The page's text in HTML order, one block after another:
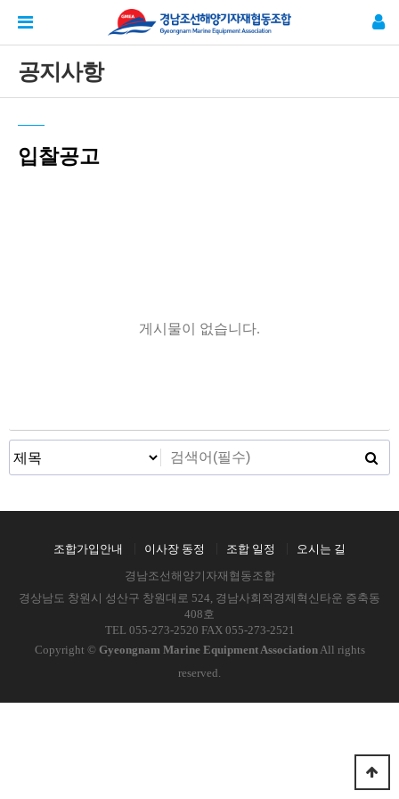
공지사항
입찰공고
게시물이 없습니다.
조합가입안내 이사장 동정 조합 일정
오시는 길
경남조선해양기자재협동조합
경상남도 창원시 성산구 창원대로 524, 경남사회적경제혁신타운 증축동
408호
TEL 055-273-2520 FAX 055-273-2521
Copyright © Gyeongnam Marine Equipment AssociationAll rights
reserved.